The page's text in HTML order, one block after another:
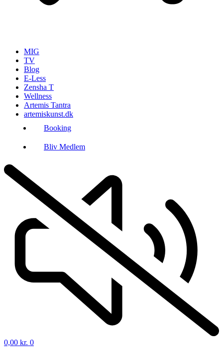
MIG
TV
Blog
E-Less
Zensha T
Wellness
Artemis Tantra
artemiskunst.dk
Booking
Bliv Medlem
0,00 kr. 0